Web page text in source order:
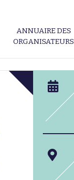
ANNUAIRE DES
ORGANISATEURS